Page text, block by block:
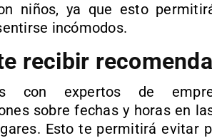
niños, ya que esto
incómodos.
recibir
con expertos de
sobre fechas y horas en
Esto te permitirá evitar